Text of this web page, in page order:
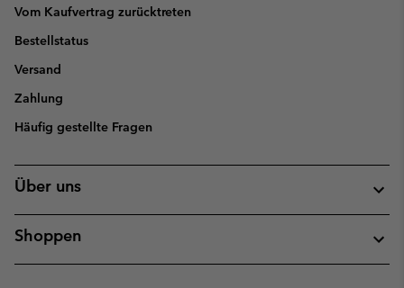
Vom Kaufvertrag zurücktreten
Bestellstatus
Versand
Zahlung
Häufig gestellte Fragen
Über uns
Shoppen